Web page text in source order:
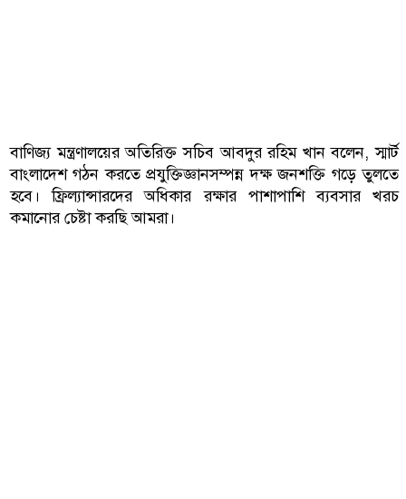
বাণিজ্য মন্ত্রণালয়ের অতিরিক্ত সচিব আবদুর রহিম খান বলেন, স্মার্ট
বাংলাদেশ গঠন করতে প্রযুক্তিজ্ঞানসম্পন্ন দক্ষ জনশক্তি গড়ে তুলতে
হবে। ফ্রিল্যান্সারদের অধিকার রক্ষার পাশাপাশি ব্যবসার খরচ
কমানোর চেষ্টা করছি আমরা।